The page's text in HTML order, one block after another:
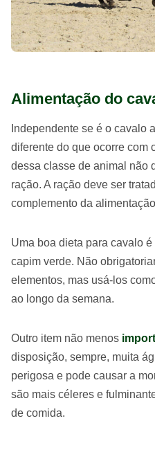
Alimentação do
Independente se é o cavalo
diferente do que ocorre com
dessa classe de animal não
ração. A ração deve ser
complemento da
Uma boa dieta para cavalo
capim verde. Não
elementos, mas usá-los
ao longo da semana.
Outro item não menos
disposição, sempre, muita
perigosa e pode causar a
são mais céleres e
de comida.